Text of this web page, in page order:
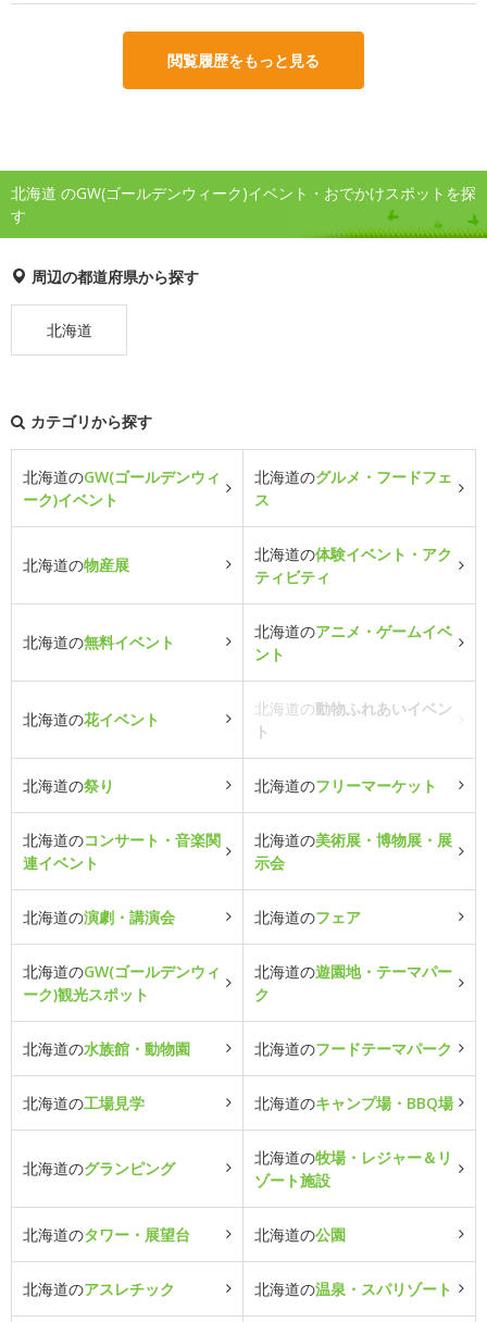
閲覧履歴をもっと見る
北海道 のGW(ゴールデンウィーク)イベント・おでかけスポットを探
す
周辺の都道府県から探す
北海道
カテゴリから探す
北海道のGW(ゴールデンウィ
ーク)イベント
北海道のグルメ・フードフェ
ス
北海道の物産展
北海道の体験イベント・アク
ティビティ
北海道の無料イベント
北海道のアニメ・ゲームイベ
ント
北海道の花イベント
北海道の動物ふれあいイベン
ト
北海道の祭り 北海道のフリーマーケット
北海道のコンサート・音楽関
連イベント
北海道の美術展・博物展・展
示会
北海道の演劇・講演会 北海道のフェア
北海道のGW(ゴールデンウィ
ーク)観光スポット
北海道の遊園地・テーマパー
ク
北海道の水族館・動物園 北海道のフードテーマパーク
北海道の工場見学 北海道のキャンプ場・BBQ場
北海道のグランピング
北海道の牧場・レジャー＆リ
ゾート施設
北海道のタワー・展望台 北海道の公園
北海道のアスレチック 北海道の温泉・スパリゾート